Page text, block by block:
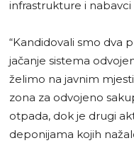
infrastrukture i
“Kandidovali smo dva
jačanje sistema
želimo na javnim
zona za odvojeno
otpada, dok je drugi
deponijama kojih